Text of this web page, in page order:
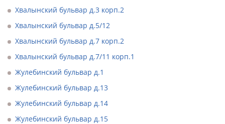
Хвалынский бульвар д.3 корп.2
Хвалынский бульвар д.5/12
Хвалынский бульвар д.7 корп.2
Хвалынский бульвар д.7/11 корп.1
Жулебинский бульвар д.1
Жулебинский бульвар д.13
Жулебинский бульвар д.14
Жулебинский бульвар д.15